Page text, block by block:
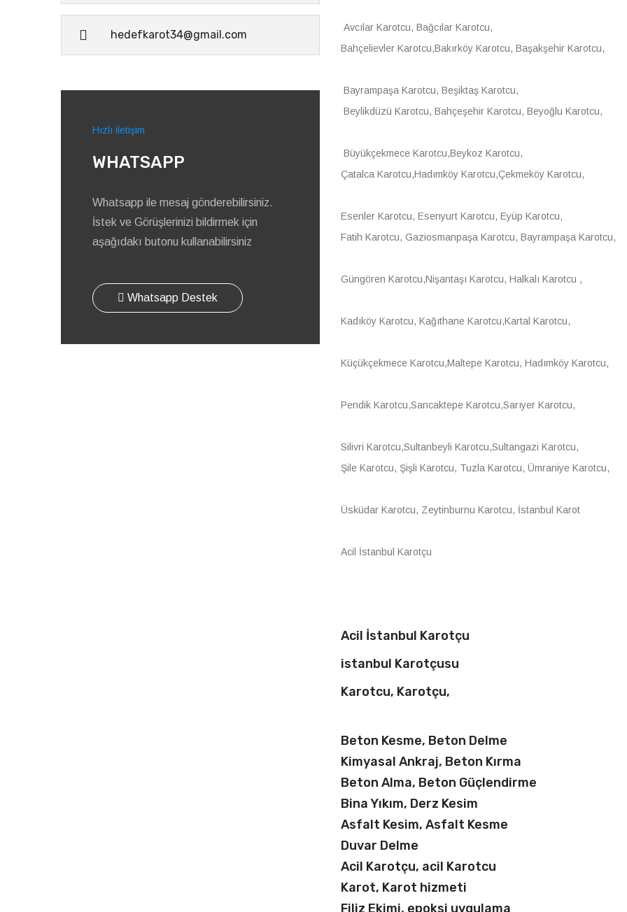
hedefkarot34@gmail.com
Hızlı iletişim
WHATSAPP
Whatsapp ile mesaj gönderebilirsiniz.
İstek ve Görüşlerinizi bildirmek için
aşağıdakı butonu kullanabilirsiniz
Whatsapp Destek
Avcılar Karotcu, Bağcılar Karotcu,
Bahçelievler Karotcu,Bakırköy Karotcu, Başakşehir Karotcu,
Bayrampaşa Karotcu, Beşiktaş Karotcu,
Beylikdüzü Karotcu, Bahçeşehir Karotcu, Beyoğlu Karotcu,
Büyükçekmece Karotcu,Beykoz Karotcu,
Çatalca Karotcu,Hadımköy Karotcu,Çekmeköy Karotcu,
Esenler Karotcu, Esenyurt Karotcu, Eyüp Karotcu,
Fatih Karotcu, Gaziosmanpaşa Karotcu, Bayrampaşa Karotcu,
Güngören Karotcu,Nişantaşı Karotcu, Halkalı Karotcu ,
Kadıköy Karotcu, Kağıthane Karotcu,Kartal Karotcu,
Küçükçekmece Karotcu,Maltepe Karotcu, Hadımköy Karotcu,
Pendik Karotcu,Sancaktepe Karotcu,Sarıyer Karotcu,
Silivri Karotcu,Sultanbeyli Karotcu,Sultangazi Karotcu,
Şile Karotcu, Şişli Karotcu, Tuzla Karotcu, Ümraniye Karotcu,
Üsküdar Karotcu, Zeytinburnu Karotcu, İstanbul Karot
Acil İstanbul Karotçu
Acil İstanbul Karotçu
istanbul Karotçusu
Karotcu, Karotçu,
Beton Kesme, Beton Delme
Kimyasal Ankraj, Beton Kırma
Beton Alma, Beton Güçlendirme
Bina Yıkım, Derz Kesim
Asfalt Kesim, Asfalt Kesme
Duvar Delme
Acil Karotçu, acil Karotcu
Karot, Karot hizmeti
Filiz Ekimi, epoksi uygulama